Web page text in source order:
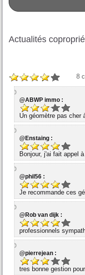
Actualités
8
@ABWP immo :
Un géomètre pas cher
@Enstaing :
Bonjour, j'ai fait appel
@phil56 :
Je recommande ces
@Rob van dijk :
professionnels
@pierrejean :
tres bonne gestion